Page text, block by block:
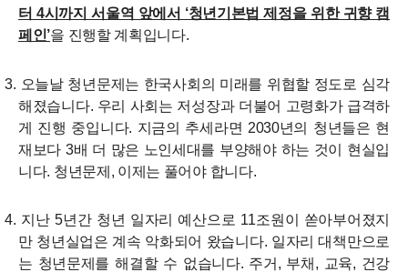
터 4시까지 서울역 앞에서 ‘청년기본법 제정을 위한 귀향 캠
페인’을 진행할 계획입니다.
3. 오늘날 청년문제는 한국사회의 미래를 위협할 정도로 심각
해졌습니다. 우리 사회는 저성장과 더불어 고령화가 급격하
게 진행 중입니다. 지금의 추세라면 2030년의 청년들은 현
재보다 3배 더 많은 노인세대를 부양해야 하는 것이 현실입
니다. 청년문제, 이제는 풀어야 합니다.
4. 지난 5년간 청년 일자리 예산으로 11조원이 쏟아부어졌지
만 청년실업은 계속 악화되어 왔습니다. 일자리 대책만으로
는 청년문제를 해결할 수 없습니다. 주거, 부채, 교육, 건강